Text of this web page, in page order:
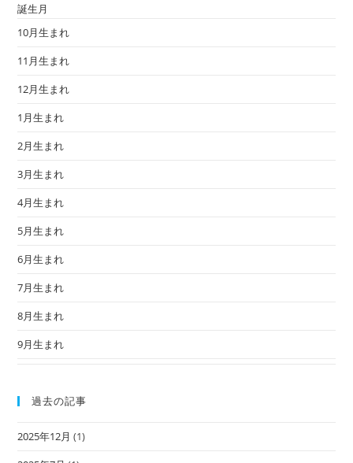
誕生月
10月生まれ
11月生まれ
12月生まれ
1月生まれ
2月生まれ
3月生まれ
4月生まれ
5月生まれ
6月生まれ
7月生まれ
8月生まれ
9月生まれ
過去の記事
2025年12月 (1)